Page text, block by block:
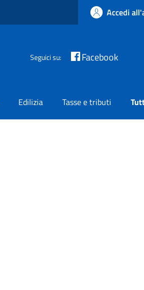
Accedi
Seguici su: Facebook
Edilizia Tasse e tributi